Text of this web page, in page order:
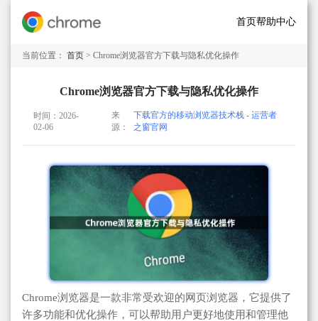
首页帮助中心
当前位置： 首页 > Chrome浏览器官方下载与隐私优化操作
Chrome浏览器官方下载与隐私优化操作
时间：2026-
02-06
来
源：
下载官方的移动浏览器技术栈 - 运营者
之窗官网
Chrome浏览器是一款非常受欢迎的网页浏览器，它提供了
许多功能和优化操作，可以帮助用户更好地使用和管理他